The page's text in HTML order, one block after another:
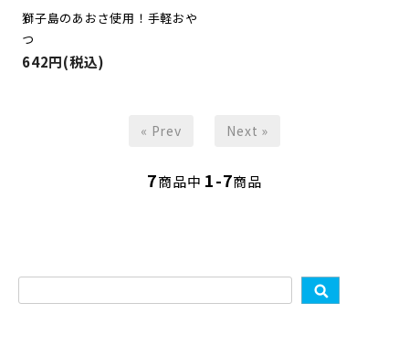
獅子島のあおさ使用！手軽おや
つ
642円(税込)
« Prev Next »
7商品中 1-7商品